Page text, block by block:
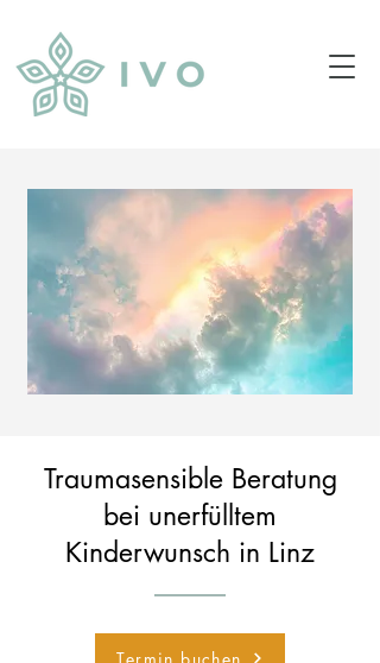
Traumasensible Beratung
bei unerfülltem
Kinderwunsch in Linz
Termin buchen